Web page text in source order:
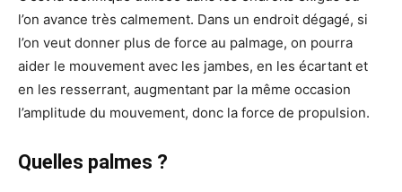
l’on avance très calmement. Dans un endroit dégagé, si
l’on veut donner plus de force au palmage, on pourra
aider le mouvement avec les jambes, en les écartant et
en les resserrant, augmentant par la même occasion
l’amplitude du mouvement, donc la force de propulsion.
Quelles palmes ?